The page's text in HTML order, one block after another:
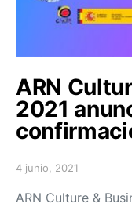
ARN
2021
Posted on
4 junio, 2021
ARN Culture &